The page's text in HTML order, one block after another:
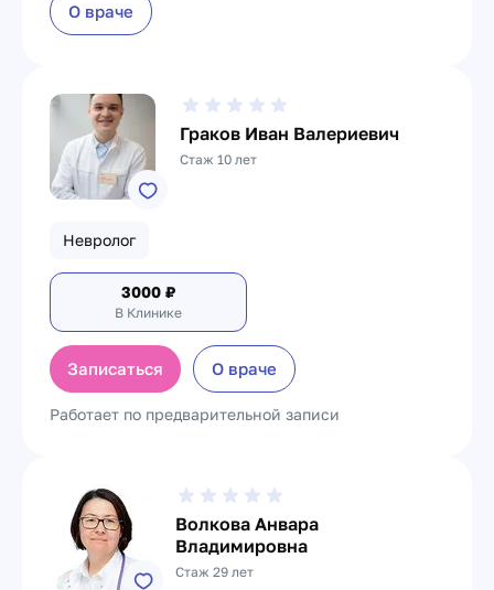
О враче
Граков Иван Валериевич
Стаж 10 лет
Невролог
3000 ₽
В Клинике
Записаться О враче
Работает по предварительной записи
Волкова Анвара
Владимировна
Стаж 29 лет